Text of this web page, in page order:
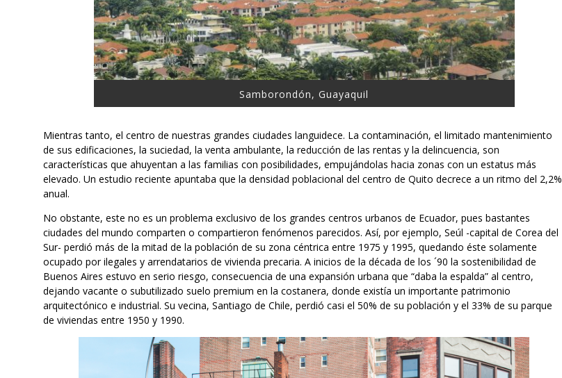
Samborondón, Guayaquil
Mientras tanto, el centro de nuestras grandes ciudades languidece. La contaminación, el limitado mantenimiento
de sus edificaciones, la suciedad, la venta ambulante, la reducción de las rentas y la delincuencia, son
características que ahuyentan a las familias con posibilidades, empujándolas hacia zonas con un estatus más
elevado. Un estudio reciente apuntaba que la densidad poblacional del centro de Quito decrece a un ritmo del 2,2%
anual.
No obstante, este no es un problema exclusivo de los grandes centros urbanos de Ecuador, pues bastantes
ciudades del mundo comparten o compartieron fenómenos parecidos. Así, por ejemplo, Seúl -capital de Corea del
Sur- perdió más de la mitad de la población de su zona céntrica entre 1975 y 1995, quedando éste solamente
ocupado por ilegales y arrendatarios de vivienda precaria. A inicios de la década de los ´90 la sostenibilidad de
Buenos Aires estuvo en serio riesgo, consecuencia de una expansión urbana que “daba la espalda” al centro,
dejando vacante o subutilizado suelo premium en la costanera, donde existía un importante patrimonio
arquitectónico e industrial. Su vecina, Santiago de Chile, perdió casi el 50% de su población y el 33% de su parque
de viviendas entre 1950 y 1990.